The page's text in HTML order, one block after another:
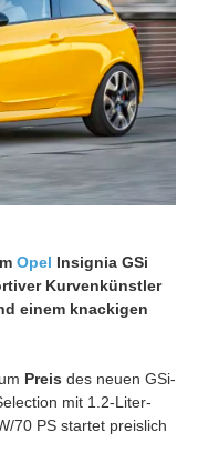
Opel Insignia GSi
Kurvenkünstler
einem knackigen
Preis des neuen GSi-
mit 1.2-Liter-
70 PS startet preislich